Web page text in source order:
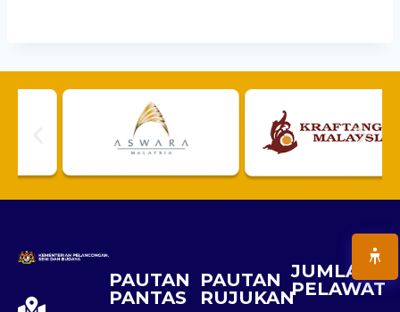
PAUTAN
PANTAS
PAUTAN
RUJUKAN
JUMLAH
PELAWAT